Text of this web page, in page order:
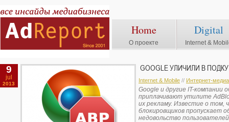
Home
О проекте
Digital
Internet &
9
jul
2013
GOOGLE УЛИЧИЛИ В
Internet & Mobile // Интернет-медиа
Google и другие IT-компании
приплачивают утилите
их рекламу. Известие о том,
блокировщиков пропускает
недовольство